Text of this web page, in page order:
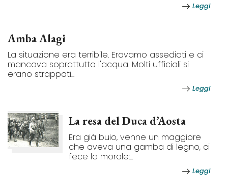
Leggi
Amba Alagi
La situazione era terribile. Eravamo assediati e ci
mancava soprattutto l'acqua. Molti ufficiali si
erano strappati...
Leggi
La resa del Duca d’Aosta
Era già buio, venne un maggiore
che aveva una gamba di legno, ci
fece la morale:...
Leggi